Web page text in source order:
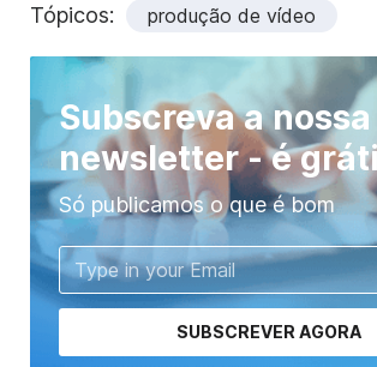
Tópicos: produção de vídeo
Subscreva a nossa
newsletter - é
Só publicamos o que é bom
SUBSCREVER AGORA